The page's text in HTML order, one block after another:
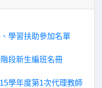
學習扶助參加名單
段新生編班名冊
學年度第1次代理教師